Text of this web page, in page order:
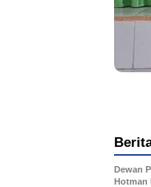
Dewan
Hotman